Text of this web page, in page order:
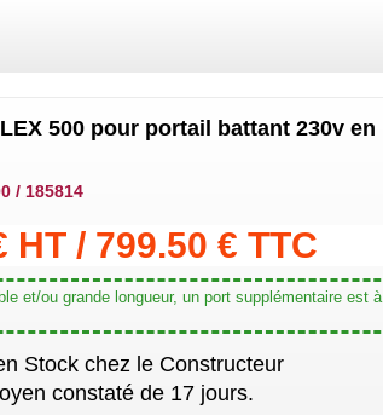
500 pour portail battant 230v en
/ 185814
HT / 799.50 € TTC
et/ou grande longueur, un port supplémentaire est à
Stock chez le Constructeur
constaté de 17 jours.